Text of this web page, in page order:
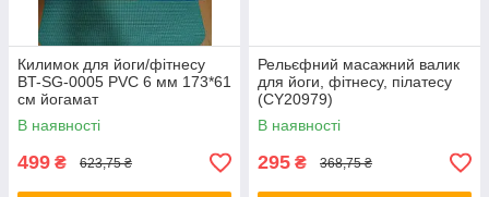
Килимок для йоги/фітнесу
BT-SG-0005 PVC 6 мм 173*61
см йогамат
В наявності
499 ₴ 623,75 ₴
Рельєфний масажний валик
для йоги, фітнесу, пілатесу
(CY20979)
В наявності
295 ₴ 368,75 ₴